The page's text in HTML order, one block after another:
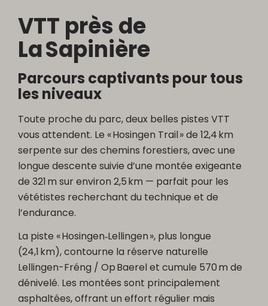
VTT près de
La Sapinière
Parcours captivants pour tous
les niveaux
Toute proche du parc, deux belles pistes VTT
vous attendent. Le « Hosingen Trail » de 12,4 km
serpente sur des chemins forestiers, avec une
longue descente suivie d’une montée exigeante
de 321 m sur environ 2,5 km — parfait pour les
vététistes recherchant du technique et de
l’endurance.
La piste « Hosingen‑Lellingen », plus longue
(24,1 km), contourne la réserve naturelle
Lellingen-Fréng / Op Baerel et cumule 570 m de
dénivelé. Les montées sont principalement
asphaltées, offrant un effort régulier mais